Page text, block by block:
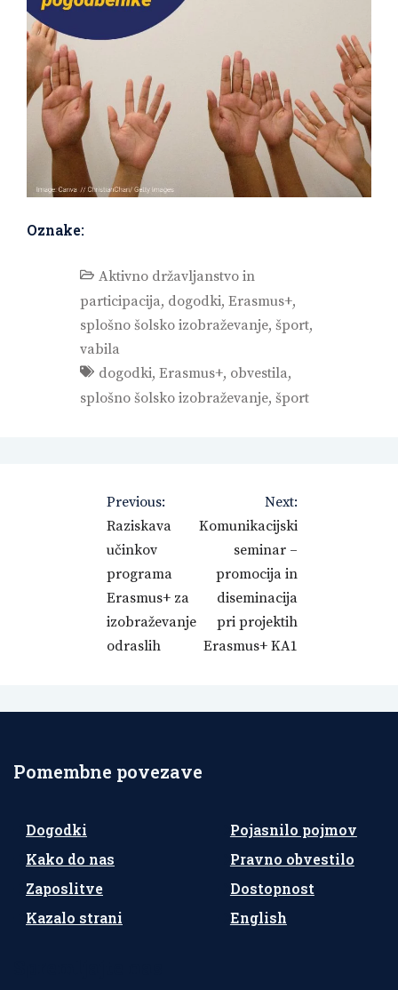
Oznake:
Aktivno državljanstvo in
participacija, dogodki, Erasmus+,
splošno šolsko izobraževanje, šport,
vabila
dogodki, Erasmus+, obvestila,
splošno šolsko izobraževanje, šport
Navigacija
prispevka
Previous:
Raziskava
učinkov
programa
Erasmus+ za
izobraževanje
odraslih
Next:
Komunikacijski
seminar –
promocija in
diseminacija
pri projektih
Erasmus+ KA1
Pomembne povezave
Dogodki
Kako do nas
Zaposlitve
Kazalo strani
Pojasnilo pojmov
Pravno obvestilo
Dostopnost
English